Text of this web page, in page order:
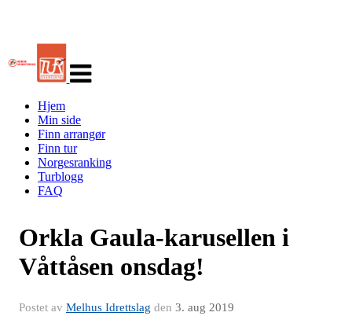
navigasjon
Hjem
Min side
Finn arrangør
Finn tur
Norgesranking
Turblogg
FAQ
Orkla Gaula-karusellen i
Våttåsen onsdag!
Postet av Melhus Idrettslag den 3. aug 2019